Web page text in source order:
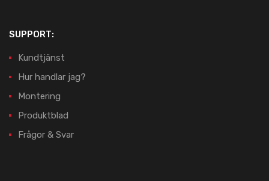
SUPPORT:
Kundtjänst
Hur handlar jag?
Montering
Produktblad
Frågor & Svar